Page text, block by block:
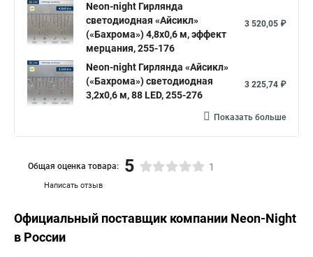
Neon-night Гирлянда
светодиодная «Айсикл»
(«Бахрома») 4,8х0,6 м, эффект
мерцания, 255-176
3 520,05 ₽
Neon-night Гирлянда «Айсикл»
(«Бахрома») светодиодная
3,2х0,6 м, 88 LED, 255-276
3 225,74 ₽
Показать больше
Написать отзыв
Общая оценка товара: 5 1
Официальный поставщик компании Neon-Night
в России